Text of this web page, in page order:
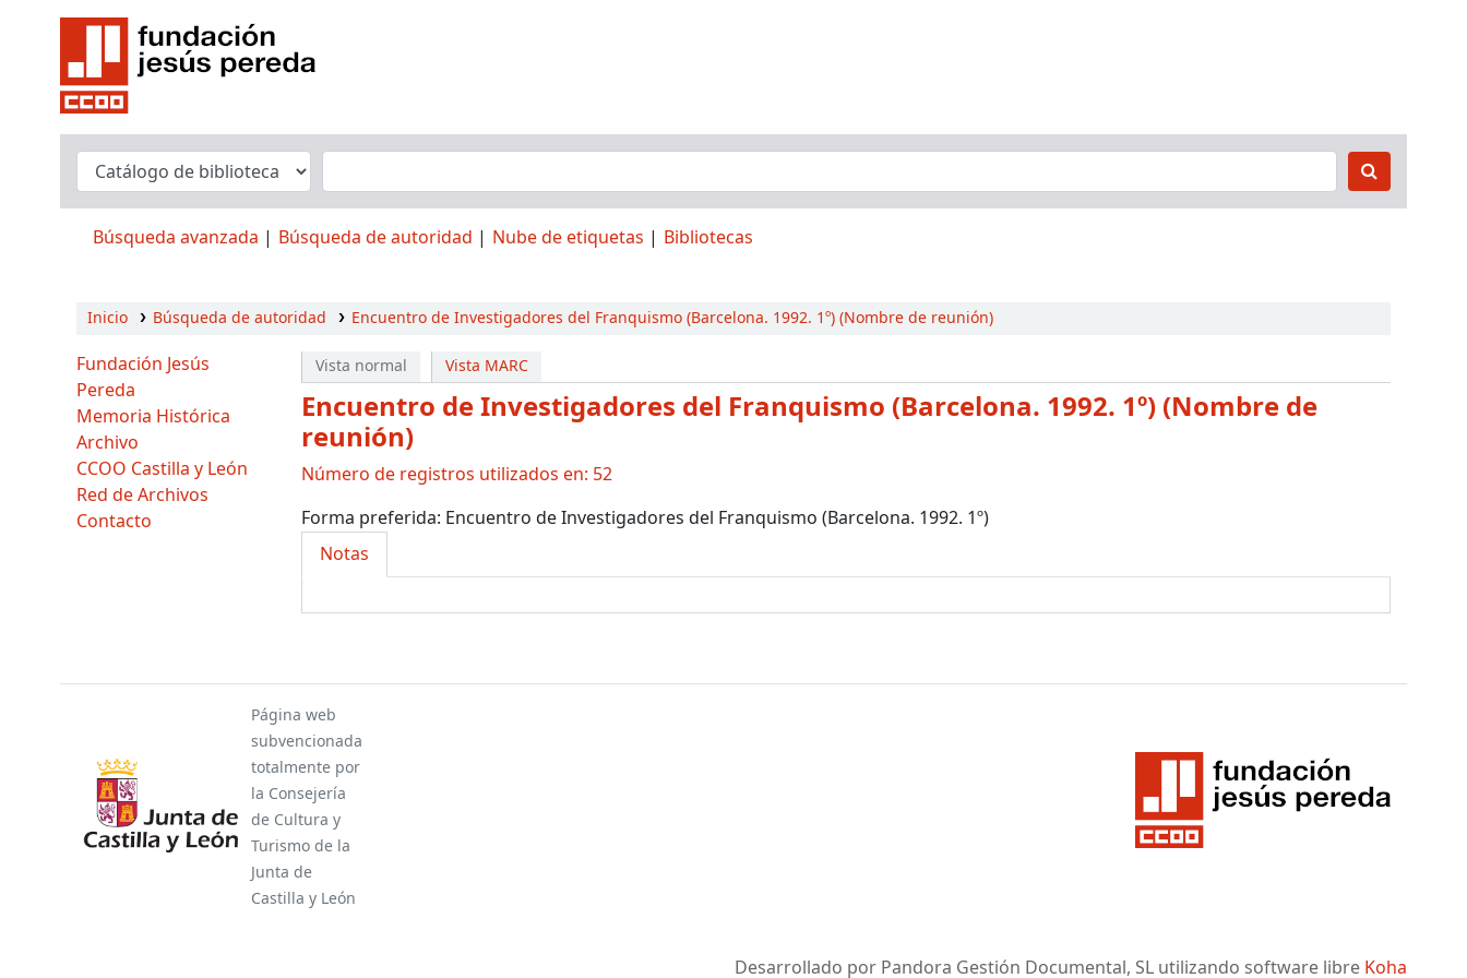
Búsqueda avanzada Búsqueda de autoridad Nube de etiquetas Bibliotecas
Inicio Búsqueda de autoridad Encuentro de Investigadores del Franquismo (Barcelona. 1992. 1º) (Nombre de reunión)
Fundación Jesús
Pereda
Memoria Histórica
Archivo
CCOO Castilla y León
Red de Archivos
Contacto
Vista normal Vista MARC
Encuentro de Investigadores del Franquismo (Barcelona. 1992. 1º) (Nombre de
reunión)
Número de registros utilizados en: 52
Forma preferida: Encuentro de Investigadores del Franquismo (Barcelona. 1992. 1º)
Notas
Página web
subvencionada
totalmente por
la Consejería
de Cultura y
Turismo de la
Junta de
Castilla y León
Desarrollado por Pandora Gestión Documental, SL utilizando software libre Koha